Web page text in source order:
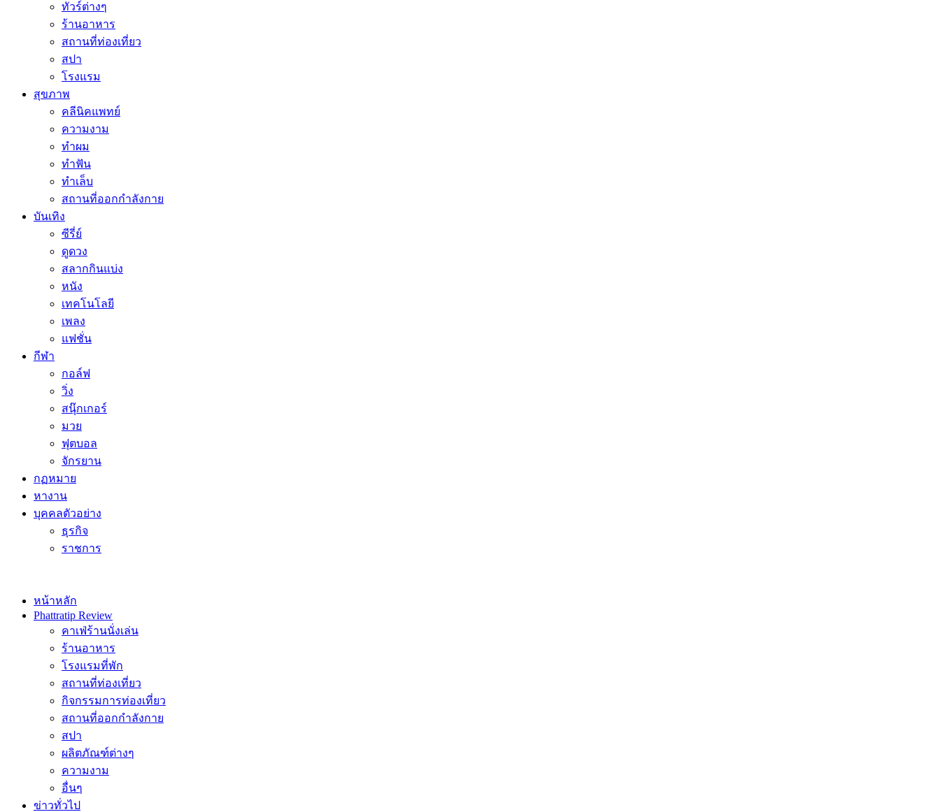
ทัวร์ต่างๆ
ร้านอาหาร
สถานที่ท่องเที่ยว
สปา
โรงแรม
สุขภาพ
คลีนิคแพทย์
ความงาม
ทำผม
ทำฟัน
ทำเล็บ
สถานที่ออกกำลังกาย
บันเทิง
ซีรี่ย์
ดูดวง
สลากกินแบ่ง
หนัง
เทคโนโลยี
เพลง
แฟชั่น
กีฬา
กอล์ฟ
วิ่ง
สนุ๊กเกอร์
มวย
ฟุตบอล
จักรยาน
กฏหมาย
หางาน
บุคคลตัวอย่าง
ธุรกิจ
ราชการ
หน้าหลัก
Phattratip Review
คาเฟ่ร้านนั่งเล่น
ร้านอาหาร
โรงแรมที่พัก
สถานที่ท่องเที่ยว
กิจกรรมการท่องเที่ยว
สถานที่ออกกำลังกาย
สปา
ผลิตภัณฑ์ต่างๆ
ความงาม
อื่นๆ
ข่าวทั่วไป